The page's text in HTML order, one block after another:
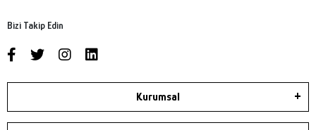
Bizi Takip Edin
Kurumsal